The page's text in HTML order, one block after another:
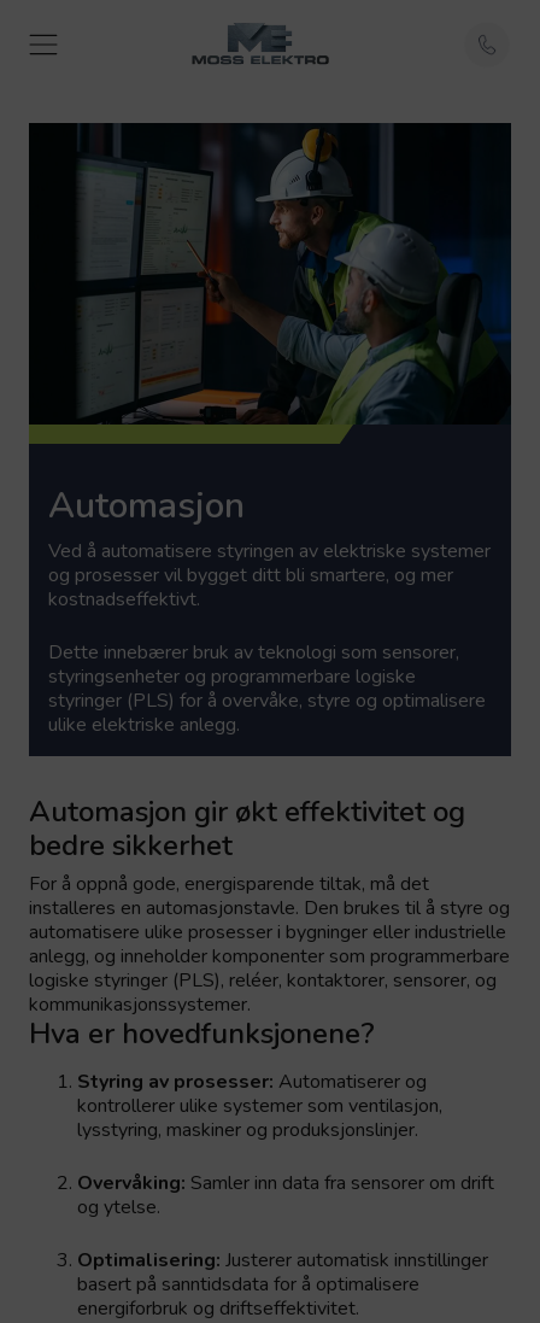
Automasjon
Ved å automatisere styringen av elektriske systemer
og prosesservil bygget ditt bli smartere, og mer
kostnadseffektivt.
Dette innebærer bruk av teknologi som sensorer,
styringsenheter og programmerbare logiske
styringer (PLS) for å overvåke, styre og optimalisere
ulike elektriske anlegg.
Automasjon gir økt effektivitet og
bedre sikkerhet
For å oppnå gode, energisparende tiltak, må det
installeres en automasjonstavle. Den brukes til å styre og
automatisere ulike prosesser i bygninger eller industrielle
anlegg, og inneholder komponenter som programmerbare
logiske styringer (PLS), reléer, kontaktorer, sensorer, og
kommunikasjonssystemer.
Hva er hovedfunksjonene?
Styring av prosesser: Automatiserer og
kontrollerer ulike systemer som ventilasjon,
lysstyring, maskiner og produksjonslinjer.
Overvåking: Samler inn data fra sensorer om drift
og ytelse.
Optimalisering: Justerer automatisk innstillinger
basert på sanntidsdata for å optimalisere
energiforbruk og driftseffektivitet.